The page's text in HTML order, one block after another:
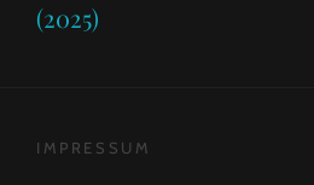
(2025)
IMPRESSUM